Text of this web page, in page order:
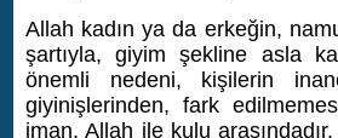
Allah kadın ya da erkeğin,
şartıyla, giyim şekline asla
önemli nedeni, kişilerin
giyinişlerinden, fark
iman, Allah ile kulu